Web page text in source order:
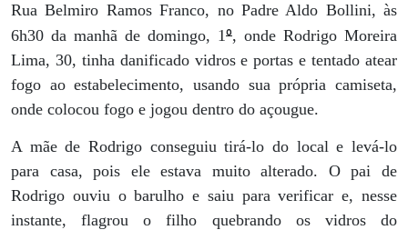
Rua Belmiro Ramos Franco, no Padre Aldo Bollini, às
6h30 da manhã de domingo, 1º, onde Rodrigo Moreira
Lima, 30, tinha danificado vidros e portas e tentado atear
fogo ao estabelecimento, usando sua própria camiseta,
onde colocou fogo e jogou dentro do açougue.
A mãe de Rodrigo conseguiu tirá-lo do local e levá-lo
para casa, pois ele estava muito alterado. O pai de
Rodrigo ouviu o barulho e saiu para verificar e, nesse
instante, flagrou o filho quebrando os vidros do